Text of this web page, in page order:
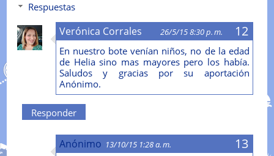
Respuestas
Verónica Corrales 26/5/15 8:30 p. m.
En nuestro bote venían niños, no de la edad
de Helia sino mas mayores pero los había.
Saludos y gracias por su aportación
Anónimo.
Responder
Anónimo 13/10/15 1:28 a. m.